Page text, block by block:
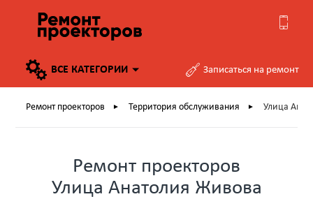
ВСЕ КАТЕГОРИИ Записаться на ремонт
Ремонт проекторов ► Территория обслуживания ► Улица
Ремонт проекторов
Улица Анатолия Живова